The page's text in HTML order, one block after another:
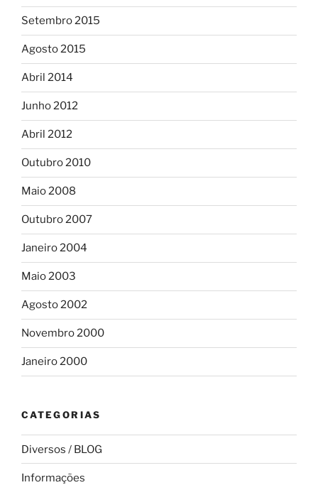
Setembro 2015
Agosto 2015
Abril 2014
Junho 2012
Abril 2012
Outubro 2010
Maio 2008
Outubro 2007
Janeiro 2004
Maio 2003
Agosto 2002
Novembro 2000
Janeiro 2000
CATEGORIAS
Diversos / BLOG
Informações